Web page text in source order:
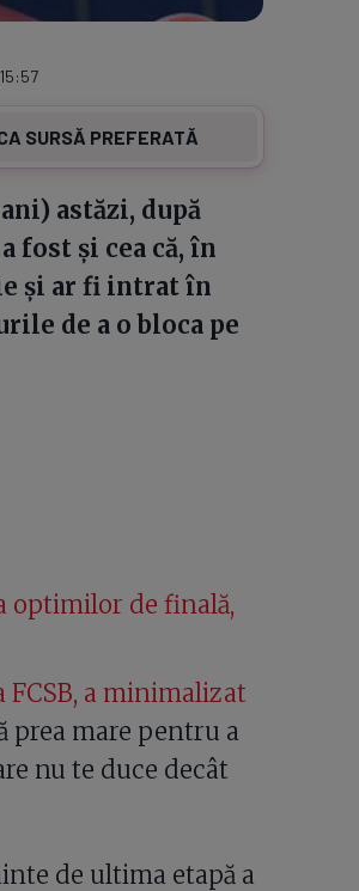
SURSĂ PREFERATĂ
astăzi, după
fost și cea că, în
și ar fi intrat în
de a o bloca pe
optimilor de finală,
a minimalizat
prea mare pentru a
nu te duce decât
de ultima etapă a